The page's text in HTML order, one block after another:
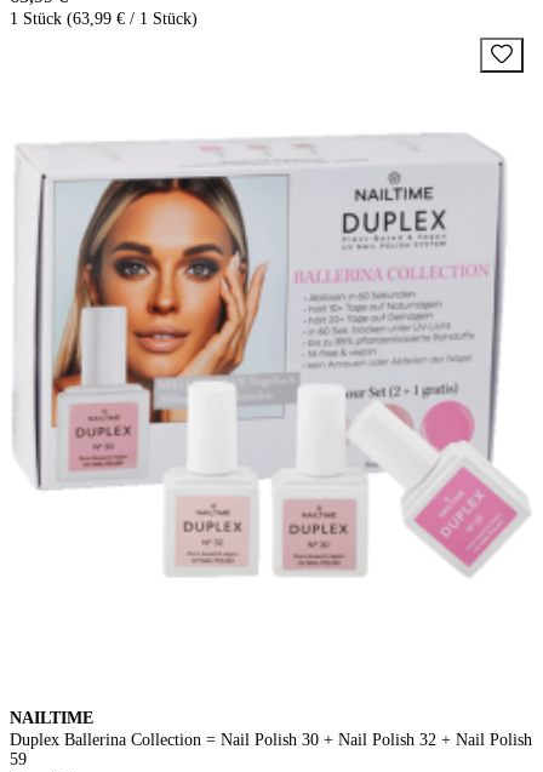
1 Stück (63,99 € / 1 Stück)
NAILTIME
Duplex Ballerina Collection = Nail Polish 30 + Nail Polish 32 + Nail Polish
59